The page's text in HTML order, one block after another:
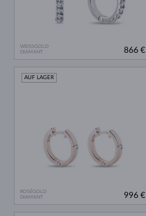
WEISSGOLD
DIAMANT
866 €
ROSÉGOLD
DIAMANT
AUF LAGER
996 €